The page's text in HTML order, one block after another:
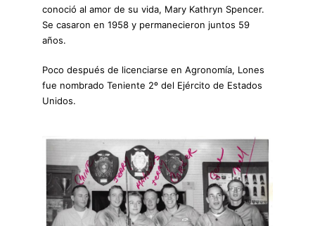
conoció al amor de su vida, Mary Kathryn Spencer.
Se casaron en 1958 y permanecieron juntos 59
años.
Poco después de licenciarse en Agronomía, Lones
fue nombrado Teniente 2º del Ejército de Estados
Unidos.